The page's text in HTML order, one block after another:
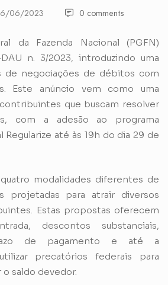
06/2023 0 comments
da Fazenda Nacional (PGFN)
n. 3/2023, introduzindo uma
de negociações de débitos com
Este anúncio vem como uma
que buscam resolver
com a adesão ao programa
até às 19h do dia 29 de
modalidades diferentes de
projetadas para atrair diversos
Estas propostas oferecem
descontos substanciais,
de pagamento e até a
precatórios federais para
o saldo devedor.